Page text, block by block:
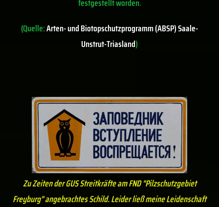
festgestelltworden.
(Quelle:Arten- und Biotopschutzprogramm (ABSP) Saale-
Unstrut-Triasland)
Zu Zeiten der GUS Streitkräfte am FND "Pilzschutzgebiet
Freyburg" angebrachtes Schild. Leider ließ meine Leidenschaft